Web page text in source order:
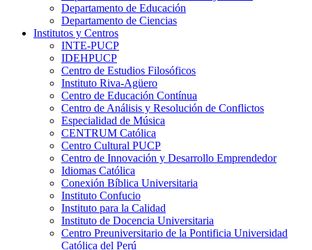
Departamento de Educación
Departamento de Ciencias
Institutos y Centros
INTE-PUCP
IDEHPUCP
Centro de Estudios Filosóficos
Instituto Riva-Agüero
Centro de Educación Contínua
Centro de Análisis y Resolución de Conflictos
Especialidad de Música
CENTRUM Católica
Centro Cultural PUCP
Centro de Innovación y Desarrollo Emprendedor
Idiomas Católica
Conexión Bíblica Universitaria
Instituto Confucio
Instituto para la Calidad
Instituto de Docencia Universitaria
Centro Preuniversitario de la Pontificia Universidad
Católica del Perú